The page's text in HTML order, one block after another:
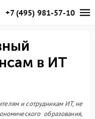
+7 (495) 981-57-10
в ИТ
и сотрудникам ИТ, не
образования,